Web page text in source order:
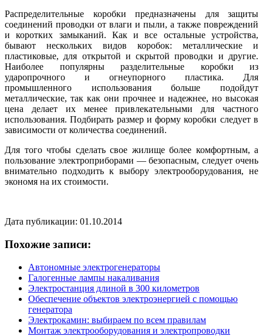
Распределительные коробки предназначены для защиты
соединений проводки от влаги и пыли, а также повреждений
и коротких замыканий. Как и все остальные устройства,
бывают нескольких видов коробок: металлические и
пластиковые, для открытой и скрытой проводки и другие.
Наиболее популярны разделительные коробки из
ударопрочного и огнеупорного пластика. Для
промышленного использования больше подойдут
металлические, так как они прочнее и надежнее, но высокая
цена делает их менее привлекательными для частного
использования. Подбирать размер и форму коробки следует в
зависимости от количества соединений.
Для того чтобы сделать свое жилище более комфортным, а
пользование электроприборами — безопасным, следует очень
внимательно подходить к выбору электрооборудования, не
экономя на их стоимости.
Дата публикации: 01.10.2014
Похожие записи:
Автономные электрогенераторы
Галогенные лампы накаливания
Электростанция длиной в 300 километров
Обеспечение объектов электроэнергией с помощью
генератора
Электрокамин: выбираем по всем правилам
Монтаж электрооборудования и электропроводки